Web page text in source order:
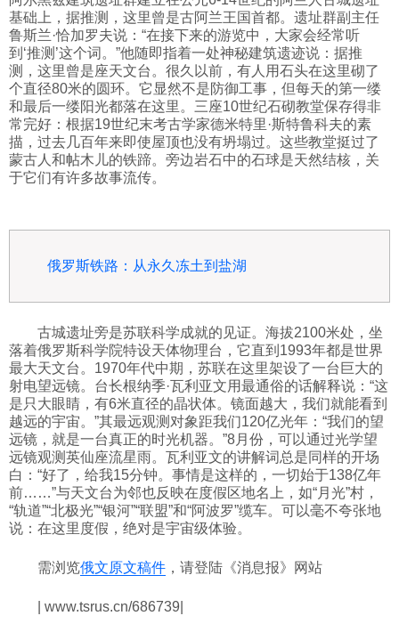
基础上，据推测，这里曾是古阿兰王国首都。遗址群副主任
鲁斯兰·恰加罗夫说：“在接下来的游览中，大家会经常听
到‘推测’这个词。”他随即指着一处神秘建筑遗迹说：据推
测，这里曾是座天文台。很久以前，有人用石头在这里砌了
个直径80米的圆环。它显然不是防御工事，但每天的第一缕
和最后一缕阳光都落在这里。三座10世纪石砌教堂保存得非
常完好：根据19世纪末考古学家德米特里·斯特鲁科夫的素
描，过去几百年来即使屋顶也没有坍塌过。这些教堂挺过了
蒙古人和帖木儿的铁蹄。旁边岩石中的石球是天然结核，关
于它们有许多故事流传。
俄罗斯铁路：从永久冻土到盐湖
古城遗址旁是苏联科学成就的见证。海拔2100米处，坐
落着俄罗斯科学院特设天体物理台，它直到1993年都是世界
最大天文台。1970年代中期，苏联在这里架设了一台巨大的
射电望远镜。台长根纳季·瓦利亚文用最通俗的话解释说：“这
是只大眼睛，有6米直径的晶状体。镜面越大，我们就能看到
越远的宇宙。”其最远观测对象距我们120亿光年：“我们的望
远镜，就是一台真正的时光机器。”8月份，可以通过光学望
远镜观测英仙座流星雨。瓦利亚文的讲解词总是同样的开场
白：“好了，给我15分钟。事情是这样的，一切始于138亿年
前……”与天文台为邻也反映在度假区地名上，如“月光”村，
“轨道”“北极光”“银河”“联盟”和“阿波罗”缆车。可以毫不夸张地
说：在这里度假，绝对是宇宙级体验。
需浏览俄文原文稿件 ，请登陆《消息报》网站
| www.tsrus.cn/686739|